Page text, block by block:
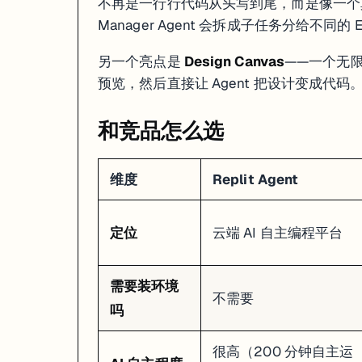
想同时搞前端+后端+数据库但不想配环境的人
维护大型生产系统的专业团队（代码质量和可控性不够）
对隐私要求极高的项目（代码跑在 Replit 的云端）
Manager Agent 会拆成子任务分给不同的
另一个亮点是 Design Canvas——一个无限
预览，然后直接让 Agent 把设计变成代码
和竞品怎么选
维度 Replit Agent
定位 云端 AI 自主编程平台
需要装环境
吗
不需要
很高（200 分钟自主运